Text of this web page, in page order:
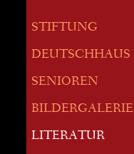
STIFTUNG
DEUTSCHHAUS
SENIOREN
BILDERGALERIE
LITERATUR